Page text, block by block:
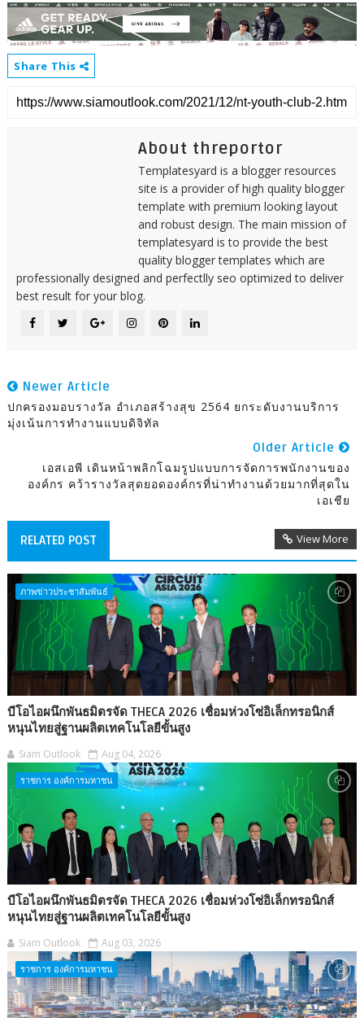
Share This
About threportor
Templatesyard is a blogger resources
site is a provider of high quality blogger
template with premium looking layout
and robust design. The main mission of
templatesyard is to provide the best
quality blogger templates which are
professionally designed and perfectlly seo optimized to deliver
best result for your blog.
Newer Article
ปกครองมอบรางวัล อำเภอสร้างสุข 2564 ยกระดับงานบริการ
มุ่งเน้นการทำงานแบบดิจิทัล
Older Article
เอสเอพี เดินหน้าพลิกโฉมรูปแบบการจัดการพนักงานของ
องค์กร คว้ารางวัลสุดยอดองค์กรที่น่าทำงานด้วยมากที่สุดใน
เอเชีย
RELATED POST View More
ภาพข่าวประชาสัมพันธ์
บีโอไอผนึกพันธมิตรจัด THECA 2026 เชื่อมห่วงโซ่อิเล็กทรอนิกส์
หนุนไทยสู่ฐานผลิตเทคโนโลยีขั้นสูง
Siam Outlook Aug 04, 2026
ราชการ องค์การมหาชน
บีโอไอผนึกพันธมิตรจัด THECA 2026 เชื่อมห่วงโซ่อิเล็กทรอนิกส์
หนุนไทยสู่ฐานผลิตเทคโนโลยีขั้นสูง
Siam Outlook Aug 03, 2026
ราชการ องค์การมหาชน